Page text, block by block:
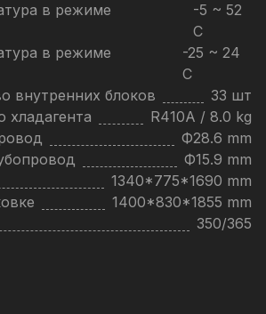
в режиме
-5 ~ 52
C
в режиме
-25 ~ 24
C
внутренних блоков
33 шт
хладагента
R410A / 8.0 kg
Ф28.6 mm
Ф15.9 mm
1340*775*1690 mm
1400*830*1855 mm
350/365